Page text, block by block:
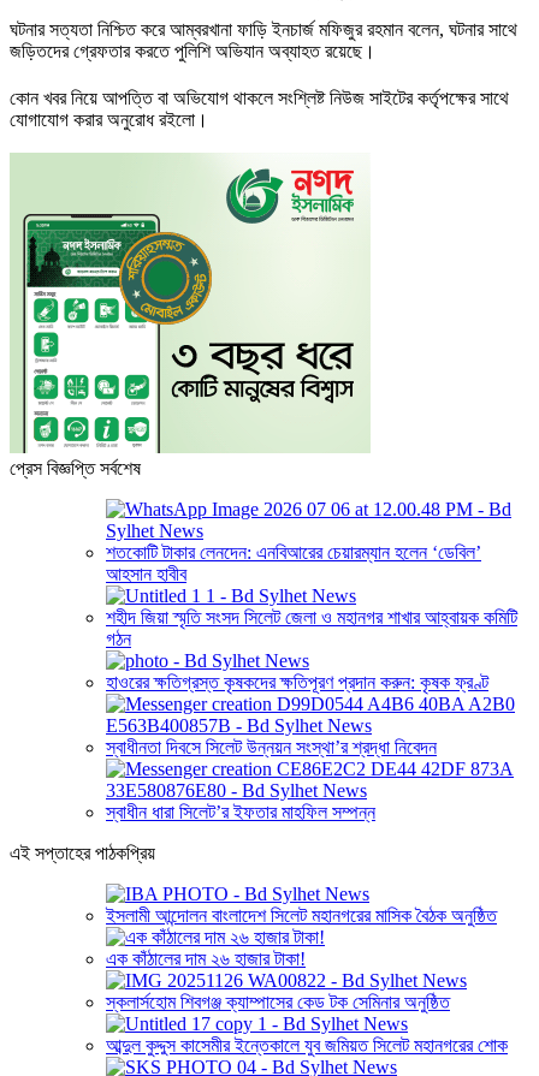
ঘটনার সত্যতা নিশ্চিত করে আম্বরখানা ফাড়ি ইনচার্জ মফিজুর রহমান বলেন, ঘটনার সাথে
জড়িতদের গ্রেফতার করতে পুলিশি অভিযান অব্যাহত রয়েছে।
কোন খবর নিয়ে আপত্তি বা অভিযোগ থাকলে সংশ্লিষ্ট নিউজ সাইটের কর্তৃপক্ষের সাথে
যোগাযোগ করার অনুরোধ রইলো।
প্রেস বিজ্ঞপ্তি সর্বশেষ
শতকোটি টাকার লেনদেন: এনবিআরের চেয়ারম্যান হলেন ‘ডেবিল’
আহসান হাবীব
শহীদ জিয়া স্মৃতি সংসদ সিলেট জেলা ও মহানগর শাখার আহ্বায়ক কমিটি
গঠন
হাওরের ক্ষতিগ্রস্ত কৃষকদের ক্ষতিপূরণ প্রদান করুন: কৃষক ফ্রণ্ট
স্বাধীনতা দিবসে সিলেট উন্নয়ন সংস্থা’র শ্রদ্ধা নিবেদন
স্বাধীন ধারা সিলেট’র ইফতার মাহফিল সম্পন্ন
এই সপ্তাহের পাঠকপ্রিয়
ইসলামী আন্দোলন বাংলাদেশ সিলেট মহানগরের মাসিক বৈঠক অনুষ্ঠিত
এক কাঁঠালের দাম ২৬ হাজার টাকা!
স্কলার্সহোম শিবগঞ্জ ক্যাম্পাসের কেড টক সেমিনার অনুষ্ঠিত
আব্দুল কুদ্দুস কাসেমীর ইন্তেকালে যুব জমিয়ত সিলেট মহানগরের শোক